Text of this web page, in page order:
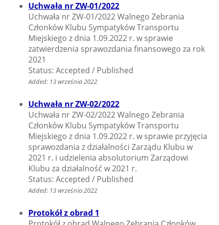
Uchwała nr ZW-01/2022
Uchwała nr ZW-01/2022 Walnego Zebrania
Członków Klubu Sympatyków Transportu
Miejskiego z dnia 1.09.2022 r. w sprawie
zatwierdzenia sprawozdania finansowego za rok
2021
Status: Accepted / Published
Added: 13 września 2022
Uchwała nr ZW-02/2022
Uchwała nr ZW-02/2022 Walnego Zebrania
Członków Klubu Sympatyków Transportu
Miejskiego z dnia 1.09.2022 r. w sprawie przyjęcia
sprawozdania z działalności Zarządu Klubu w
2021 r. i udzielenia absolutorium Zarządowi
Klubu za działalność w 2021 r.
Status: Accepted / Published
Added: 13 września 2022
Protokół z obrad 1